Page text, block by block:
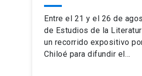
Entre el 21 y el 26 de
de Estudios de la
un recorrido expositivo
Chiloé para difundir el…